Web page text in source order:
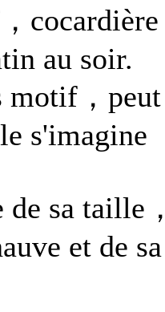
au soir.
motif，peut
s'imagine
de sa taille
et de sa